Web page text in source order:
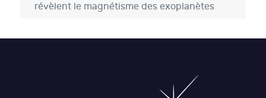
révèlent le magnétisme des exoplanètes